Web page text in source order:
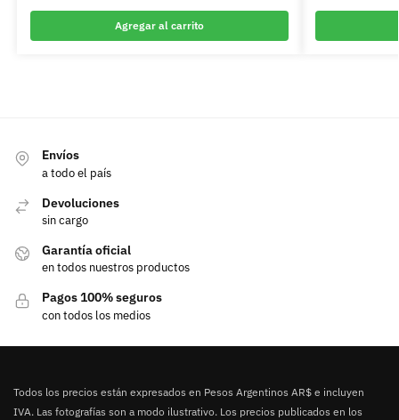
Agregar al carrito
Envíos
a todo el país
Devoluciones
sin cargo
Garantía oficial
en todos nuestros productos
Pagos 100% seguros
con todos los medios
Todos los precios están expresados en Pesos Argentinos AR$ e incluyen
IVA. Las fotografías son a modo ilustrativo. Los precios publicados en los